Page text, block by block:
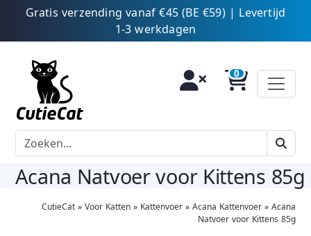
Gratis verzending vanaf €45 (BE €59) | Levertijd
1-3 werkdagen
Acana Natvoer voor Kittens 85g
CutieCat» Voor Katten» Kattenvoer» Acana Kattenvoer» Acana
Natvoer voor Kittens 85g